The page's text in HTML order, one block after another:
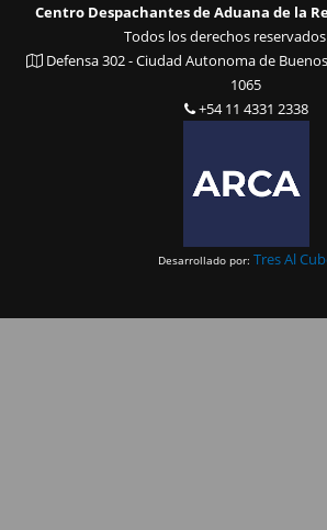
Centro Despachantes de Aduana de la
Todos los derechos
Defensa 302 - Ciudad Autonoma de
1065
+54 11 4331 2338
Desarrollado por: Tres Al